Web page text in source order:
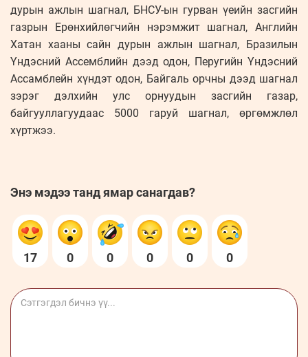
дурын ажлын шагнал, БНСУ-ын гурван үеийн засгийн
газрын Ерөнхийлөгчийн нэрэмжит шагнал, Английн
Хатан хааны сайн дурын ажлын шагнал, Бразилын
Үндэсний Ассемблийн дээд одон, Перугийн Үндэсний
Ассамблейн хүндэт одон, Байгаль орчны дээд шагнал
зэрэг дэлхийн улс орнуудын засгийн газар,
байгууллагуудаас 5000 гаруй шагнал, өргөмжлөл
хүртжээ.
Энэ мэдээ танд ямар санагдав?
17 0 0 0 0 0